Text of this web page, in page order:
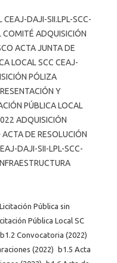
CEAJ-DAJI-SII.LPL-SCC-
COMITÉ ADQUISICIÓN
ACTA JUNTA DE
LOCAL SCC CEAJ-
PÓLIZA
Y
PÚBLICA LOCAL
ADQUISICIÓN
DE RESOLUCIÓN
DAJI-SII-LPL-SCC-
Pública sin
Pública Local SC
b1.2 Convocatoria (2022)
(2022) b1.5 Acta